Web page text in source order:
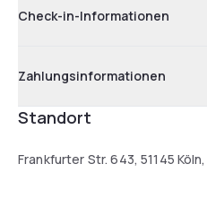
Check-in-Informationen
Zahlungsinformationen
Standort
Frankfurter Str. 643, 51145